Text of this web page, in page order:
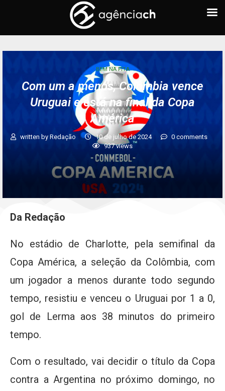
BEM NA FITA
Com um a menos, Colômbia vence
Uruguai e está na final da Copa
América
written by Redação 10 de julho de 2024
0 comments
937views
Da Redação
No estádio de Charlotte, pela semifinal da
Copa América, a seleção da Colômbia, com
um jogador a menos durante todo segundo
tempo, resistiu e venceu o Uruguai por 1 a 0,
gol de Lerma aos 38 minutos do primeiro
tempo.
Com o resultado, vai decidir o título da Copa
contra a Argentina no próximo domingo, no